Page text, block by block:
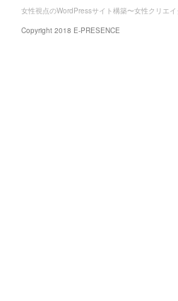
女性視点のWordPressサイト構築〜女性クリエ
Copyright 2018 E-PRESENCE